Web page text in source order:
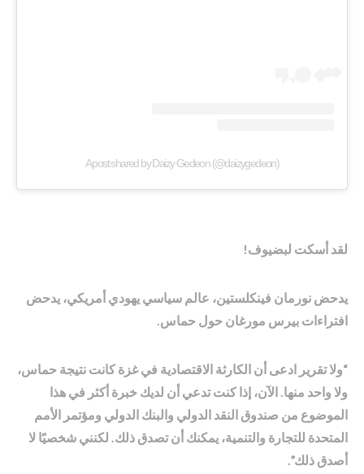
A post shared by Daizy Gedeon (@daizygedeon)
لقد أسكت لبضيوف!
يدحض نورمان فينكلستين، عالم سياسي يهودي أمريكي، يدحض
افتراءات بيرس مورغان حول حماس.
“ولا تقرير ادعى أن الكارثة الاقتصادية في غزة كانت نتيجة حماس،
ولا واحد منها. الآن، إذا كنت تدعي أن لديك خبرة أكثر في هذا
الموضوع من صندوق النقد الدولي والبنك الدولي ومؤتمر الأمم
المتحدة للتجارة والتنمية، يمكنك أن تصدق ذلك. لكنني شخصيًا لا
أصدق ذلك”.